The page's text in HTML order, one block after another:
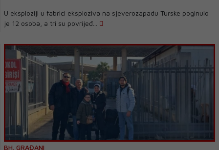
U eksploziji u fabrici eksploziva na sjeverozapadu Turske poginulo
je 12 osoba, a tri su povrijeđ...
BH. GRAĐANI